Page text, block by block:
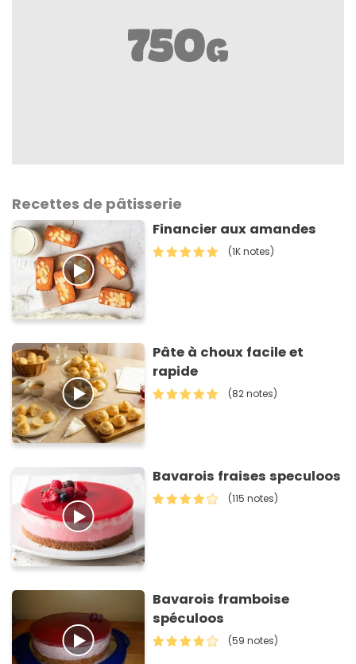
Recettes de pâtisserie
Financier aux amandes
(1K notes)
Pâte à choux facile et
rapide
(82 notes)
Bavarois fraises speculoos
(115 notes)
Bavarois framboise
spéculoos
(59 notes)